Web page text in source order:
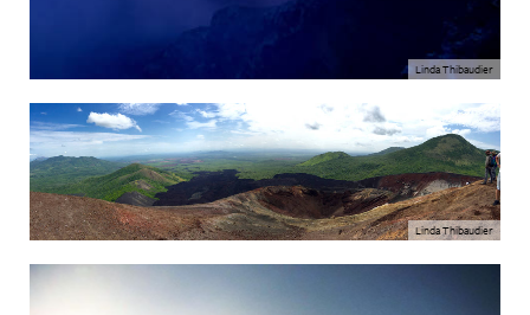
Linda Thibaudier
Linda Thibaudier